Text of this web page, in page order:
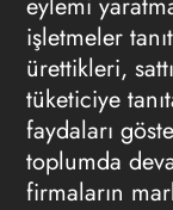
işletmeler
ürettikleri,
tüketiciye
faydaları
toplumda
firmaların